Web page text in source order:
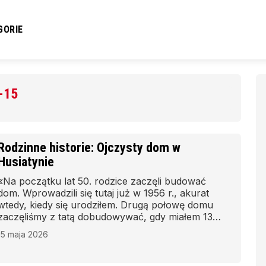
15
historie: Ojczysty dom w
początku lat 50. rodzice zaczęli budować
Wprowadzili się tutaj już w 1956 r., akurat
kiedy się urodziłem. Drugą połowę domu
z tatą dobudowywać, gdy miałem 13
Pamiętam, jak pomagałem mu kopać
I tak, krok po kroku, w ciągu
maja 2026